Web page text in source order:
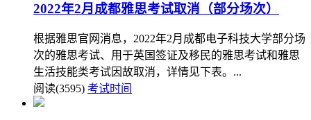
2022年2月成都雅思考试取消（部分场次）
根据雅思官网消息，2022年2月成都电子科技大学部分场
次的雅思考试、用于英国签证及移民的雅思考试和雅思
生活技能类考试因故取消，详情见下表。...
阅读(3595) 考试时间